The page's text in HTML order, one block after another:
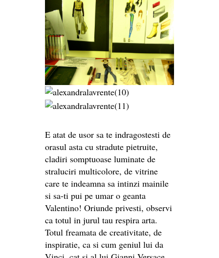
E atat de usor sa te indragostesti de
orasul asta cu stradute pietruite,
cladiri somptuoase luminate de
straluciri multicolore, de vitrine
care te indeamna sa intinzi mainile
si sa-ti pui pe umar o geanta
Valentino! Oriunde privesti, observi
ca totul in jurul tau respira arta.
Totul freamata de creativitate, de
inspiratie, ca si cum geniul lui da